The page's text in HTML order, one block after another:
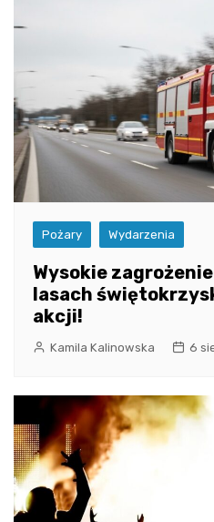
Pożary Wydarzenia
Wysokie
lasach
akcji!
Kamila Kalinowska 6